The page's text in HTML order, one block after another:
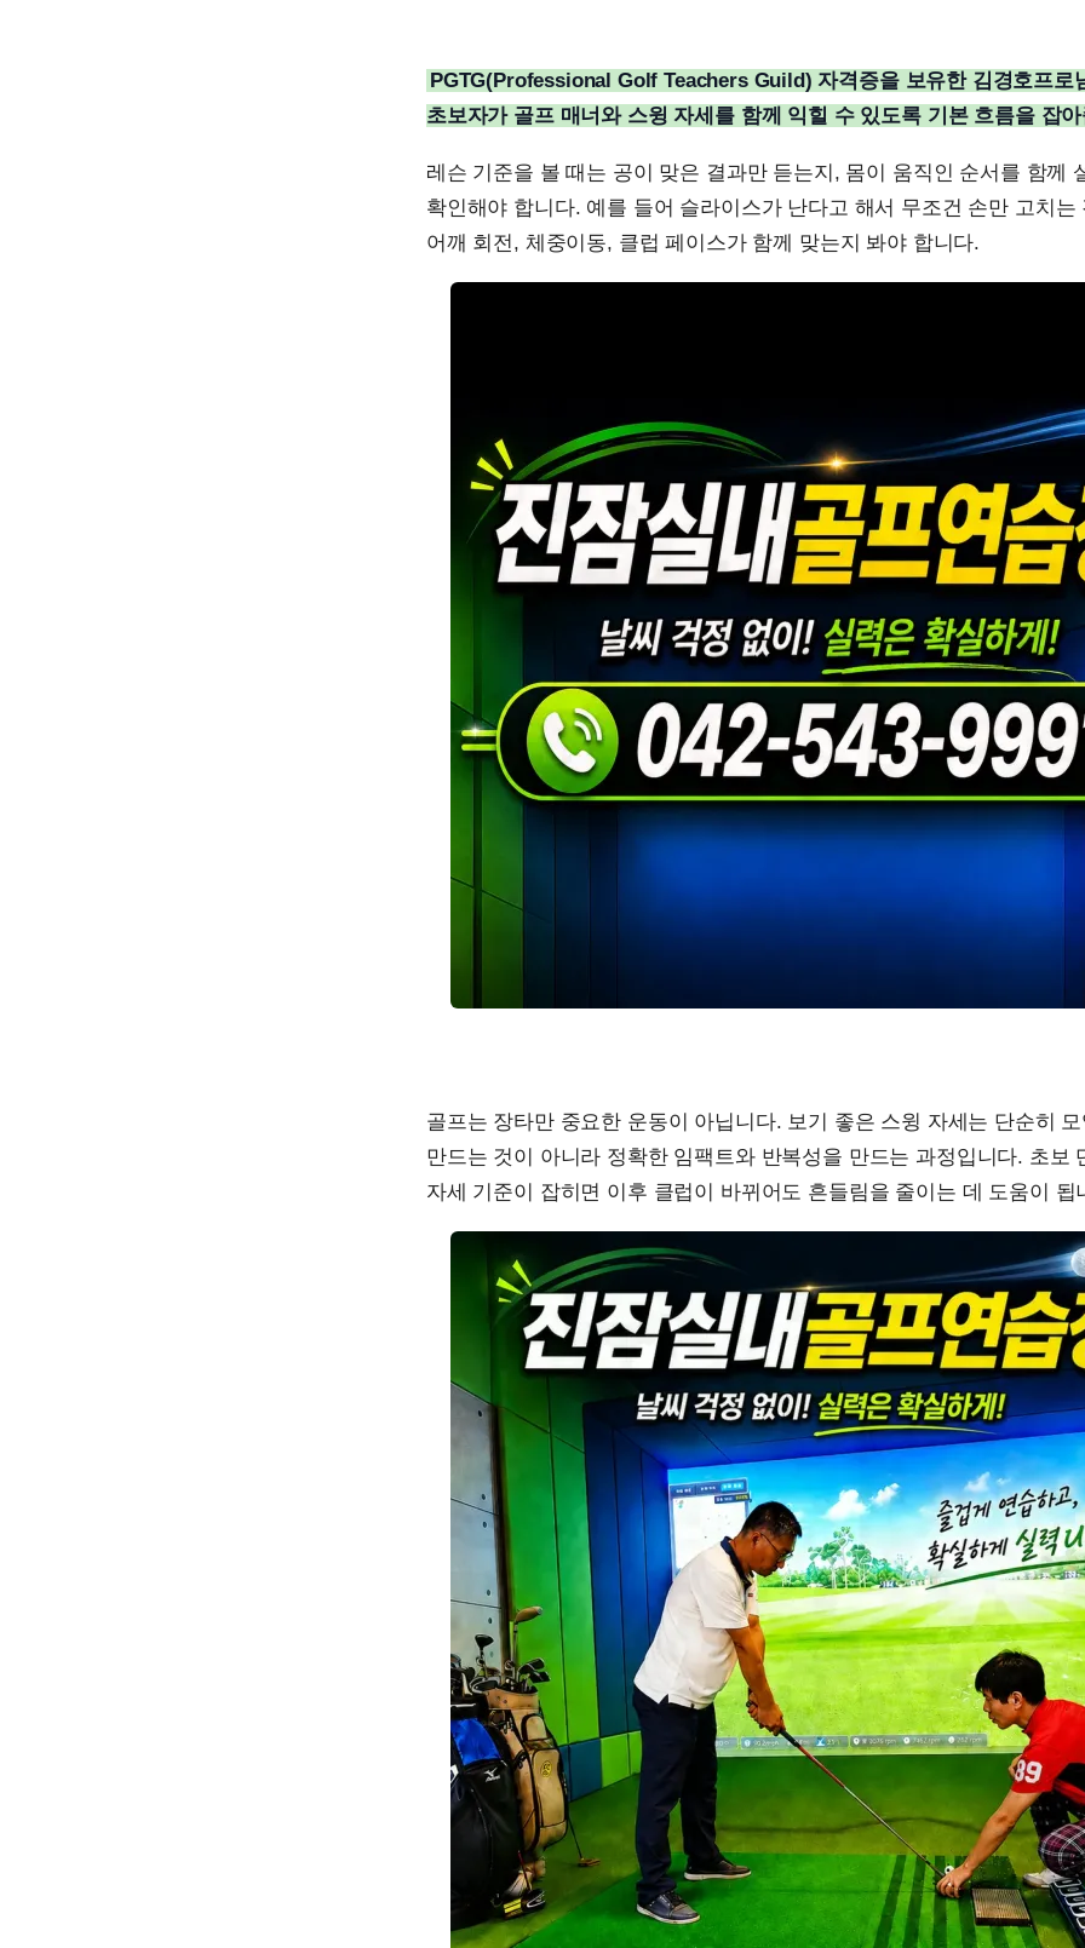
PGTG(Professional Golf Teachers Guild) 자격증을 보유한 김경호프로
초보자가 골프 매너와 스윙 자세를 함께 익힐 수 있도록 기본 흐름을 잡
레슨 기준을 볼 때는 공이 맞은 결과만 듣는지, 몸이 움직인 순서를 함께
확인해야 합니다. 예를 들어 슬라이스가 난다고 해서 무조건 손만 고치는
어깨 회전, 체중이동, 클럽 페이스가 함께 맞는지 봐야 합니다.
골프는 장타만 중요한 운동이 아닙니다. 보기 좋은 스윙 자세는 단순히
만드는 것이 아니라 정확한 임팩트와 반복성을 만드는 과정입니다. 초보
자세 기준이 잡히면 이후 클럽이 바뀌어도 흔들림을 줄이는 데 도움이 됩